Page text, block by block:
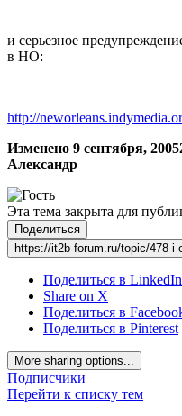
и серьезное
в НО:
http://
Изменено 9 сентября, 2005
Александр
Эта тема закрыта для
Поделиться
https://it2b-forum.ru/topic/478-
Поделиться в LinkedIn
Share on X
Поделиться в
Поделиться в Pinterest
More sharing options...
Подписчики
Перейти к списку тем